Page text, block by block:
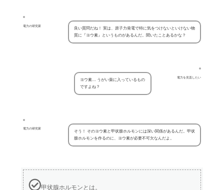
電力の研究家
良い質問だね！ 実は、原子力発電で特に気をつけないといけない物
質に『ヨウ素』というものがあるんだ。聞いたことあるかな？
電力を見直したい
ヨウ素… うがい薬に入っているもの
ですよね？
電力の研究家
そう！ そのヨウ素と甲状腺ホルモンには深い関係があるんだ。甲状
腺ホルモンを作るのに、ヨウ素が必要不可欠なんだよ。
甲状腺ホルモンとは。